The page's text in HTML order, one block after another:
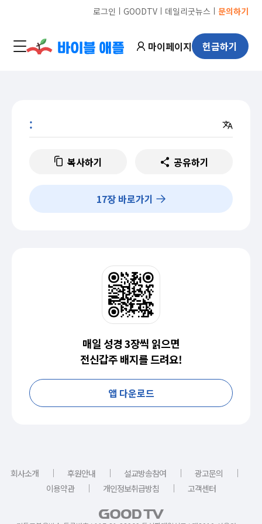
로그인 ㅣ GOODTVㅣ 데일리굿뉴스 ㅣ 문의하기
마이페이지 헌금하기
:
복사하기 공유하기
17장 바로가기
매일 성경 3장씩 읽으면
전신갑주 배지를 드려요!
앱 다운로드
회사소개 ｜ 후원안내 ｜ 설교방송참여 ｜ 광고문의
｜
이용약관
｜ 개인정보취급방침 ｜ 고객센터